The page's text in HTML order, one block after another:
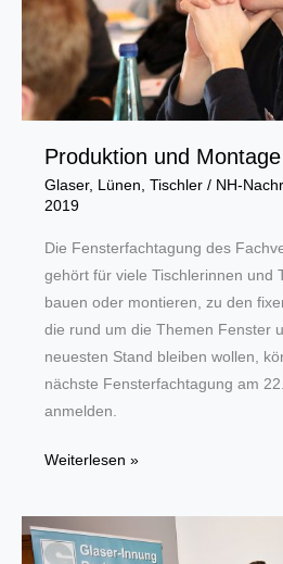
Produktion und
Glaser, Lünen, Tischler/ NH-
2019
Die Fensterfachtagung des
gehört für viele Tischlerinnen und
bauen oder montieren, zu den
die rund um die Themen Fenster
neuesten Stand bleiben wollen,
nächste Fensterfachtagung am
anmelden.
Produktion
Montage
optimieren
Weiterlesen »